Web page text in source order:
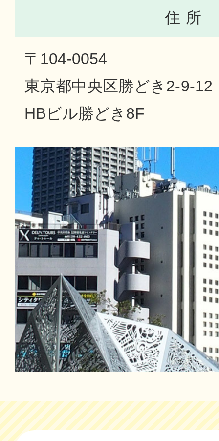
住 所
〒104-0054
東京都中央区勝どき2-9-12
HBビル勝どき8F